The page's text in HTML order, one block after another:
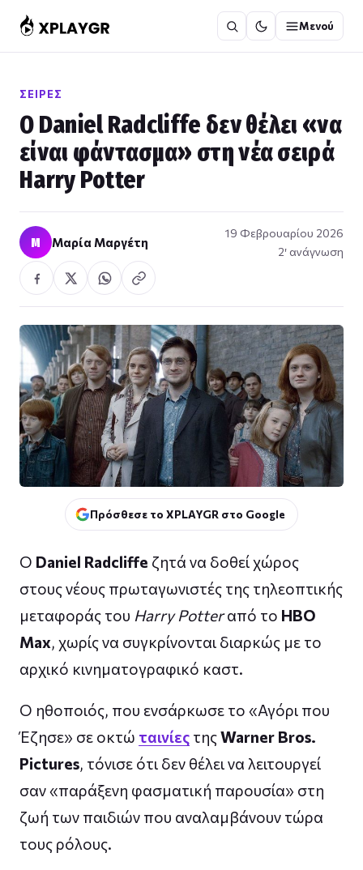
στο
περιεχόμενο
Μενού
ΣΕΙΡΈΣ
Ο Daniel Radcliffe δεν θέλει «να
είναι φάντασμα» στη νέα σειρά
Harry Potter
Μ Μαρία Μαργέτη
19 Φεβρουαρίου 2026
2′ ανάγνωση
Πρόσθεσε το XPLAYGR στο Google
Ο Daniel Radcliffe ζητά να δοθεί χώρος
στους νέους πρωταγωνιστές της τηλεοπτικής
μεταφοράς του Harry Potterαπό το HBO
Max, χωρίς να συγκρίνονται διαρκώς με το
αρχικό κινηματογραφικό καστ.
Ο ηθοποιός, που ενσάρκωσε το «Αγόρι που
Έζησε» σε οκτώ ταινίες τηςWarner Bros.
Pictures, τόνισε ότι δεν θέλει να λειτουργεί
σαν «παράξενη φασματική παρουσία» στη
ζωή των παιδιών που αναλαμβάνουν τώρα
τους ρόλους.